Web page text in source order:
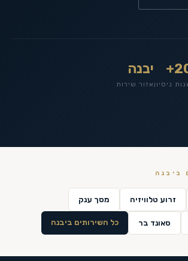
ניסיון
יבנה
אזור שירות
ב יבנה
זרוע טלוויזיה מסך ענק
סאונד בר כל השירותים ביבנה